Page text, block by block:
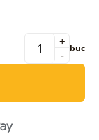
-
+ buc